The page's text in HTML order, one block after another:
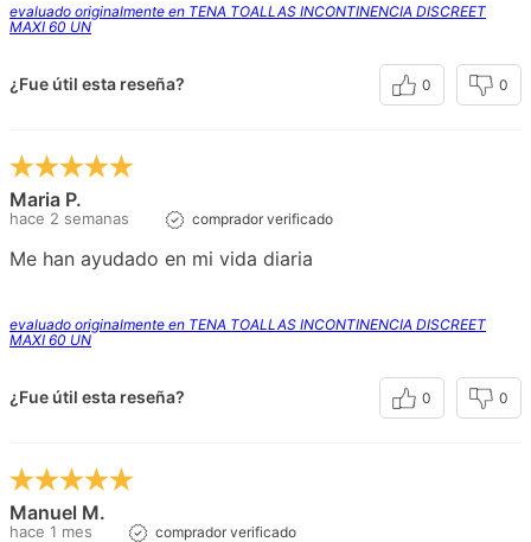
evaluado originalmente en TENA TOALLAS INCONTINENCIA DISCREET
MAXI 60 UN
¿Fue útil esta reseña? 0 0
Maria P.
hace 2 semanas comprador verificado
Me han ayudado en mi vida diaria
evaluado originalmente en TENA TOALLAS INCONTINENCIA DISCREET
MAXI 60 UN
¿Fue útil esta reseña? 0 0
Manuel M.
hace 1 mes comprador verificado